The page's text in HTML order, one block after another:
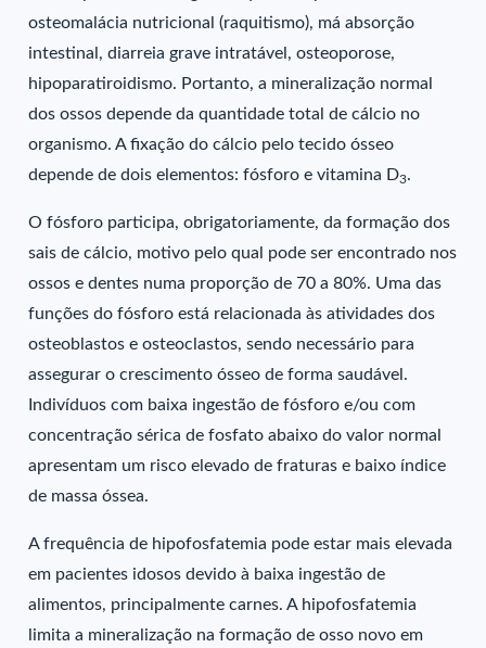
osteomalácia nutricional (raquitismo), má absorção
intestinal, diarreia grave intratável, osteoporose,
hipoparatiroidismo. Portanto, a mineralização normal
dos ossos depende da quantidade total de cálcio no
organismo. A fixação do cálcio pelo tecido ósseo
depende de dois elementos: fósforo e vitamina D3.
O fósforo participa, obrigatoriamente, da formação dos
sais de cálcio, motivo pelo qual pode ser encontrado nos
ossos e dentes numa proporção de 70 a 80%. Uma das
funções do fósforo está relacionada às atividades dos
osteoblastos e osteoclastos, sendo necessário para
assegurar o crescimento ósseo de forma saudável.
Indivíduos com baixa ingestão de fósforo e/ou com
concentração sérica de fosfato abaixo do valor normal
apresentam um risco elevado de fraturas e baixo índice
de massa óssea.
A frequência de hipofosfatemia pode estar mais elevada
em pacientes idosos devido à baixa ingestão de
alimentos, principalmente carnes. A hipofosfatemia
limita a mineralização na formação de osso novo em